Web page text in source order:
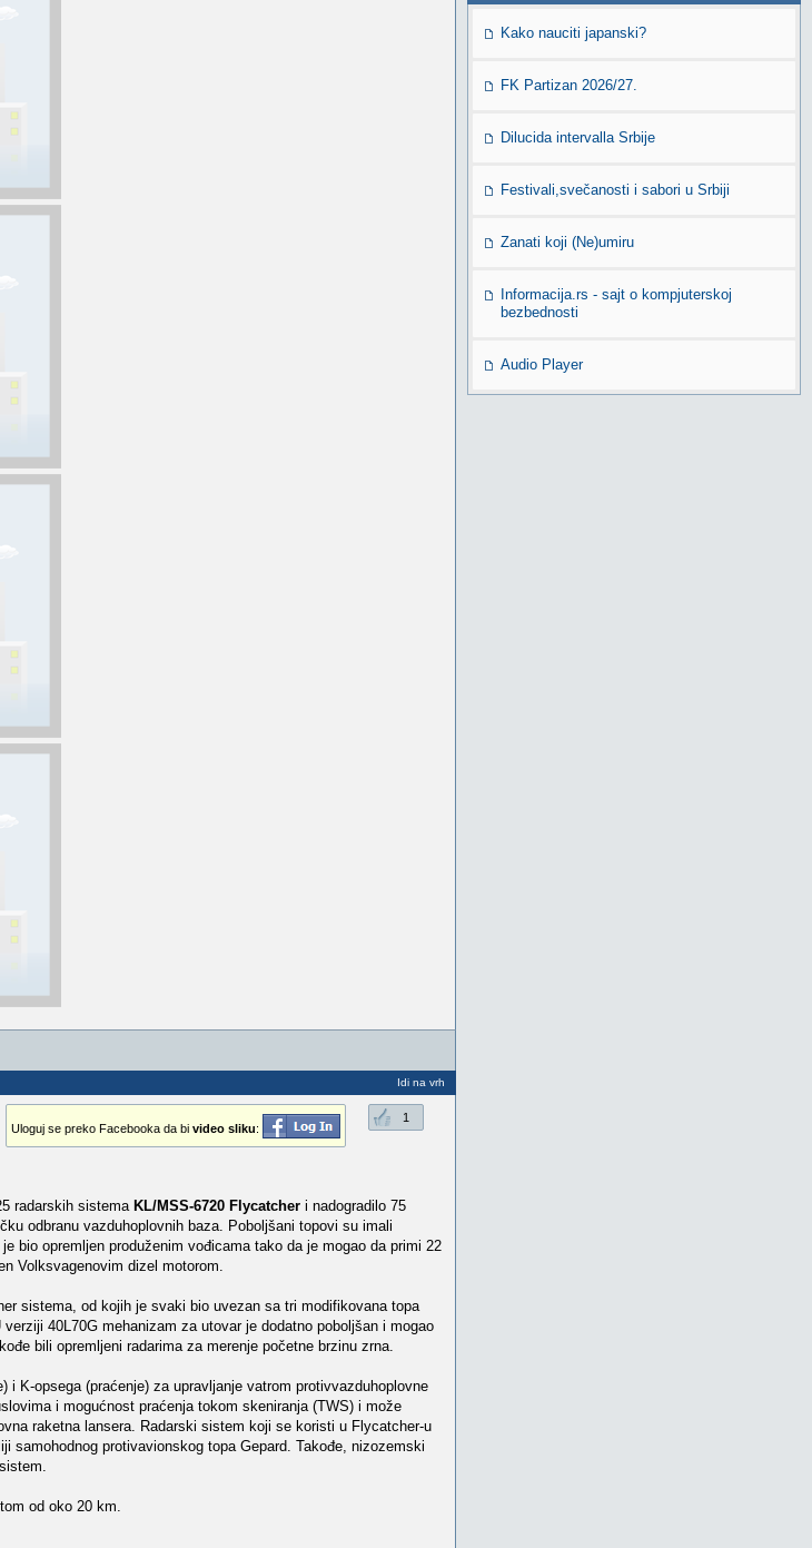
Idi na vrh
1
Uloguj se preko Facebooka da bi video sliku:
radarskih sistema KL/MSS-6720 Flycatcher i nadogradilo 75
odbranu vazduhoplovnih baza. Poboljšani topovi su imali
bio opremljen produženim vođicama tako da je mogao da primi 22
Volksvagenovim dizel motorom.
sistema, od kojih je svaki bio uvezan sa tri modifikovana topa
40L70G mehanizam za utovar je dodatno poboljšan i mogao
bili opremljeni radarima za merenje početne brzinu zrna.
K-opsega (praćenje) za upravljanje vatrom protivvazduhoplovne
i mogućnost praćenja tokom skeniranja (TWS) i može
raketna lansera. Radarski sistem koji se koristi u Flycatcher-u
protivavionskog topa Gepard. Takođe, nizozemski
od oko 20 km.
Kako nauciti japanski?
FK Partizan 2026/27.
Dilucida intervalla Srbije
Festivali,svečanosti i sabori u Srbiji
Zanati koji (Ne)umiru
Informacija.rs - sajt o kompjuterskoj
bezbednosti
Audio Player